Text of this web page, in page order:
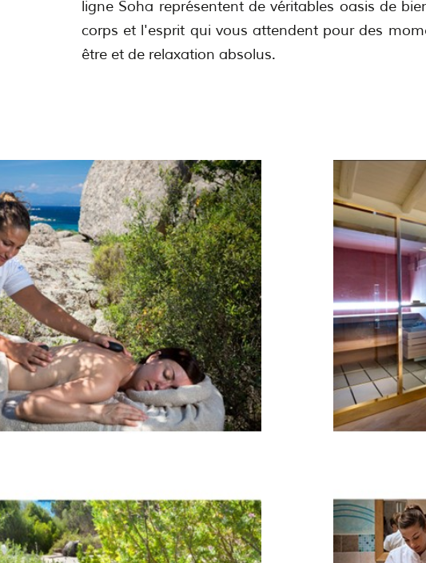
ligne Soha représentent de véritables oasis de
corps et l'esprit qui vous attendent pour des
être et de relaxation absolus.